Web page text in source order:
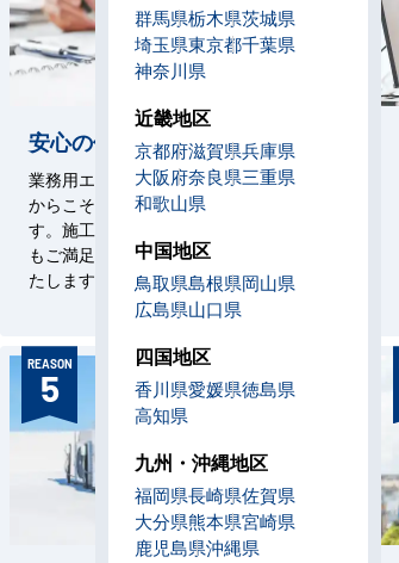
安心の価格設定
業務用エアコン専門店を58年続けている
からこそできる価格でご案内いたしま
す。施工技術はもちろん、価格において
もご満足いただけるサービスをお約束い
たします。
REASON
5
群馬県栃木県茨城県
埼玉県東京都千葉県
神奈川県
近畿地区
京都府滋賀県兵庫県
大阪府奈良県三重県
和歌山県
中国地区
鳥取県島根県岡山県
広島県山口県
四国地区
香川県愛媛県徳島県
高知県
九州・沖縄地区
福岡県長崎県佐賀県
大分県熊本県宮崎県
鹿児島県沖縄県